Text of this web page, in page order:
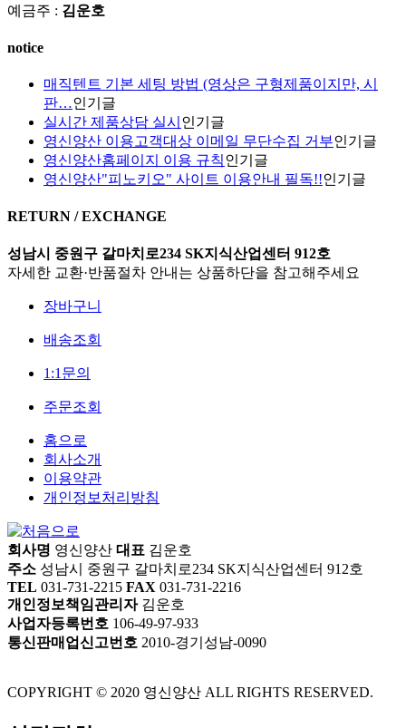
예금주 : 김운호
notice
매직텐트 기본 세팅 방법 (영상은 구형제품이지만, 시
판…인기글
실시간 제품상담 실시 인기글
영신양산 이용고객대상 이메일 무단수집 거부인기글
영신양산홈페이지 이용 규칙인기글
영신양산"피노키오" 사이트 이용안내 필독!!인기글
RETURN / EXCHANGE
성남시 중원구 갈마치로234 SK지식산업센터 912호
자세한 교환·반품절차 안내는 상품하단을 참고해주세요
장바구니
배송조회
1:1문의
주문조회
홈으로
회사소개
이용약관
개인정보처리방침
회사명 영신양산 대표 김운호
주소 성남시 중원구 갈마치로234 SK지식산업센터 912호
TEL 031-731-2215 FAX 031-731-2216
개인정보책임관리자김운호
사업자등록번호 106-49-97-933
통신판매업신고번호 2010-경기성남-0090
COPYRIGHT © 2020 영신양산 ALL RIGHTS RESERVED.